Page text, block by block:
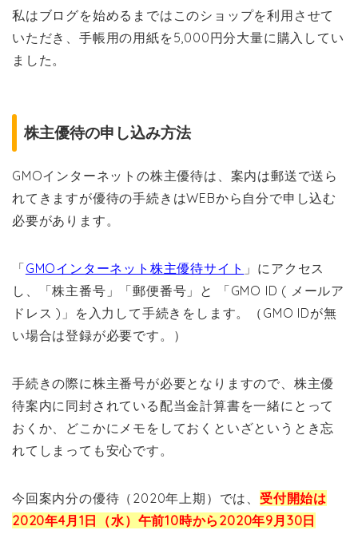
私はブログを始めるまではこのショップを利用させて
いただき、手帳用の用紙を5,000円分大量に購入してい
ました。
株主優待の申し込み方法
GMOインターネットの株主優待は、案内は郵送で送ら
れてきますが優待の手続きはWEBから自分で申し込む
必要があります。
「GMOインターネット株主優待サイト 」にアクセス
し、「株主番号」「郵便番号」と 「GMO ID ( メールア
ドレス )」を入力して手続きをします。（GMO IDが無
い場合は登録が必要です。）
手続きの際に株主番号が必要となりますので、株主優
待案内に同封されている配当金計算書を一緒にとって
おくか、どこかにメモをしておくといざというとき忘
れてしまっても安心です。
今回案内分の優待（2020年上期）では、 受付開始は
2020年4月1日（水）午前10時から2020年9月30日